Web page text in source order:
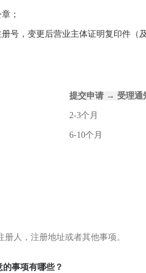
；
号，变更后营业主体证明复印件（
提交申请 → 受理
2-3个月
6-10个月
人，注册地址或者其他事项。
事项有哪些？